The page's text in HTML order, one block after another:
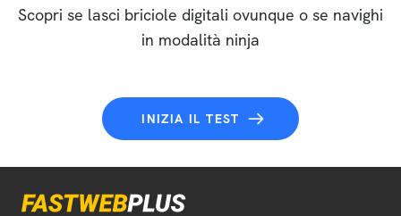
Scopri se lasci briciole digitali ovunque o se navighi
in modalità ninja
INIZIA IL TEST